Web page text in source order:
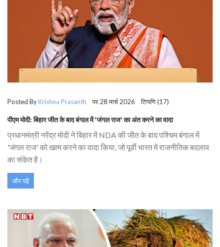
Posted ByKrishna Prasanth पर 28 मार्च 2026 टिप्पणि (17)
पीएम मोदी: बिहार जीत के बाद बंगाल में 'जंगल राज' का अंत करने का वादा
प्रधानमंत्री नरेंद्र मोदी ने बिहार में NDA की जीत के बाद पश्चिम बंगाल में
'जंगल राज' को खत्म करने का वादा किया, जो पूर्वी भारत में राजनीतिक बदलाव
का संकेत है।
और पढ़ें